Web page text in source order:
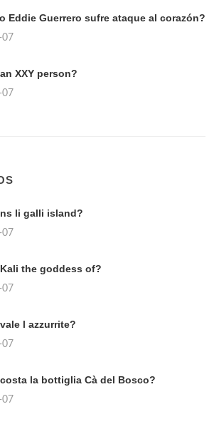
Eddie Guerrero sufre ataque al corazón?
07
XXY person?
07
li galli island?
07
the goddess of?
07
l azzurrite?
07
la bottiglia Cà del Bosco?
07